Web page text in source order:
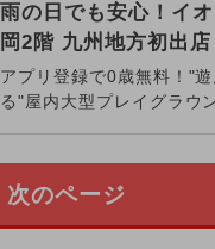
雨の日でも安心！イ
岡2階 九州地方初出店
アプリ登録で0歳無料！"
る"屋内大型プレイグラウ
次のページ